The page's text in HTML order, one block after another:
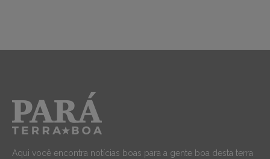
Aqui você encontra notícias boas para a gente boa desta terra